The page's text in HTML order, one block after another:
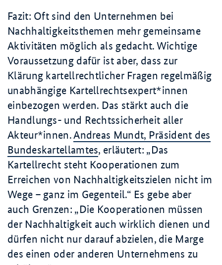
Fazit: Oft sind den Unternehmen bei
Nachhaltigkeitsthemen mehr gemeinsame
Aktivitäten möglich als gedacht. Wichtige
Voraussetzung dafür ist aber, dass zur
Klärung kartellrechtlicher Fragen regelmäßig
unabhängige Kartellrechtsexpert*innen
einbezogen werden. Das stärkt auch die
Handlungs- und Rechtssicherheit aller
Akteur*innen.Andreas Mundt, Präsident des
Bundeskartellamtes, erläutert:
Das
Kartellrecht steht Kooperationen zum
Erreichen von Nachhaltigkeitszielen nicht im
Wege – ganz im Gegenteil.
Es gebe aber
auch Grenzen:
Die Kooperationen müssen
der Nachhaltigkeit auch wirklich dienen und
dürfen nicht nur darauf abzielen, die Marge
des einen oder anderen Unternehmens zu